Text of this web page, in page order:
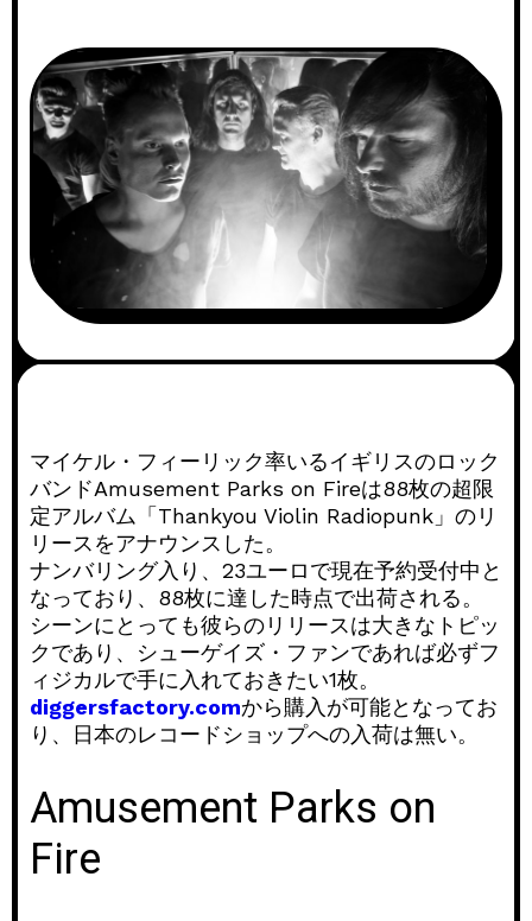
マイケル・フィーリック率いるイギリスのロック
バンドAmusement Parks on Fireは88枚の超限
定アルバム「Thankyou Violin Radiopunk」のリ
リースをアナウンスした。
ナンバリング入り、23ユーロで現在予約受付中と
なっており、88枚に達した時点で出荷される。
シーンにとっても彼らのリリースは大きなトピッ
クであり、シューゲイズ・ファンであれば必ずフ
ィジカルで手に入れておきたい1枚。
diggersfactory.comから購入が可能となってお
り、日本のレコードショップへの入荷は無い。
Amusement Parks on
Fire